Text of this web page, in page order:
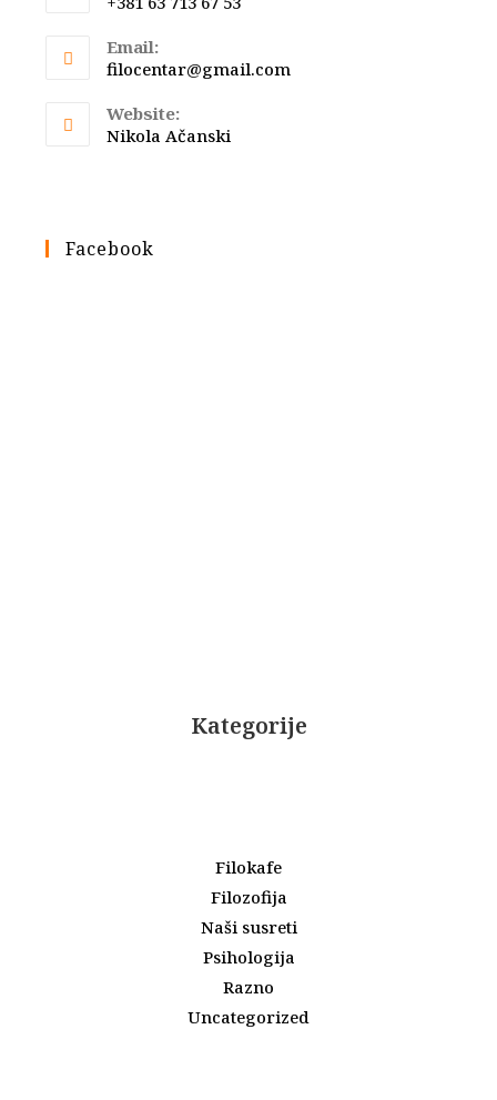
Email:
filocentar@gmail.com
Website:
Nikola Ačanski
Facebook
Kategorije
Filokafe
Filozofija
Naši susreti
Psihologija
Razno
Uncategorized